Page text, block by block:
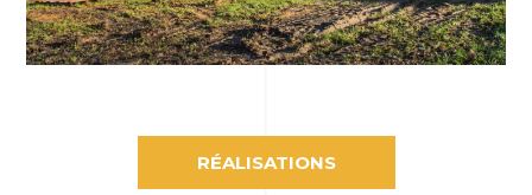
RÉALISATIONS